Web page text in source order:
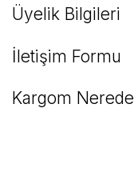
Üyelik Bilgileri
İletişim Formu
Kargom Nerede